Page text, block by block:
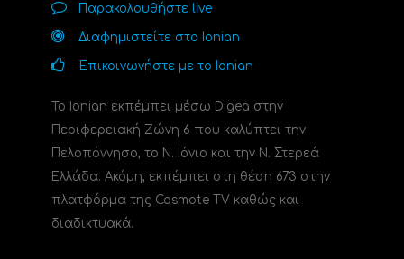
Παρακολουθήστε live
Διαφημιστείτε στο Ionian
Επικοινωνήστε με το Ionian
Το Ionian εκπέμπει μέσω Digea στην
Περιφερειακή Ζώνη 6 που καλύπτει την
Πελοπόννησο, το N. Ιόνιο και την Ν. Στερεά
Ελλάδα. Ακόμη, εκπέμπει στη θέση 673 στην
πλατφόρμα της Cosmote TV καθώς και
διαδικτυακά.